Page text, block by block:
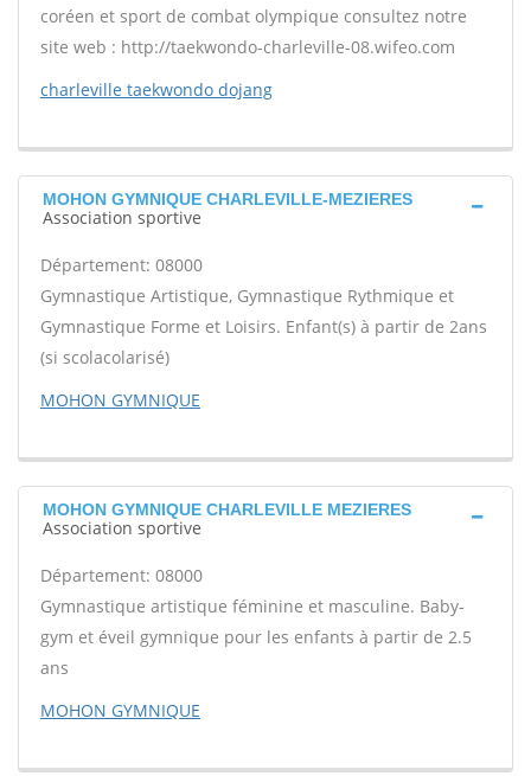
coréen et sport de combat olympique consultez notre
site web : http://taekwondo-charleville-08.wifeo.com
charleville taekwondo dojang
MOHON GYMNIQUE CHARLEVILLE-MEZIERES
Association sportive
Département: 08000
Gymnastique Artistique, Gymnastique Rythmique et
Gymnastique Forme et Loisirs. Enfant(s) à partir de 2ans
(si scolacolarisé)
MOHON GYMNIQUE
MOHON GYMNIQUE CHARLEVILLE MEZIERES
Association sportive
Département: 08000
Gymnastique artistique féminine et masculine. Baby-
gym et éveil gymnique pour les enfants à partir de 2.5
ans
MOHON GYMNIQUE